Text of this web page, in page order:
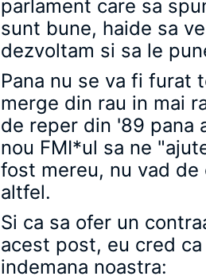
parlament care sa
sunt bune, haide sa
dezvoltam si sa le
Pana nu se va fi furat
merge din rau in mai
de reper din '89 pana
nou FMI*ul sa ne
fost mereu, nu vad
altfel.
Si ca sa ofer un
acest post, eu cred
indemana noastra: